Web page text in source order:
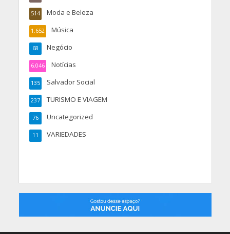
Moda e Beleza
514
Música
1.652
Negócio
68
Notícias
6.046
Salvador Social
135
TURISMO E VIAGEM
237
Uncategorized
76
VARIEDADES
11